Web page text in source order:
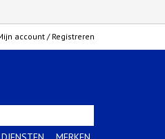
account / Registreren